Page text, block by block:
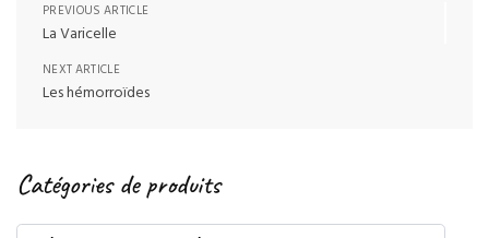
PREVIOUS ARTICLE
La Varicelle
NEXT ARTICLE
Les hémorroïdes
Catégories de produits